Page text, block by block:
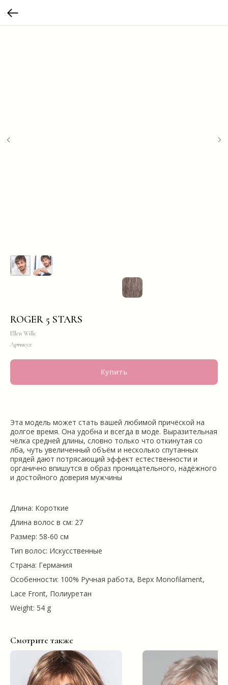
ROGER 5 STARS
Ellen Wille
Артикул:
Купить
Эта модель может стать вашей любимой причёской на
долгое время. Она удобна и всегда в моде. Выразительная
чёлка средней длины, словно только что откинутая со
лба, чуть увеличенный объём и несколько спутанных
прядей дают потрясающий эффект естественности и
органично впишутся в образ проницательного, надёжного
и достойного доверия мужчины
Длина: Короткие
Длина волос в см: 27
Размер: 58-60 см
Тип волос: Искусственные
Страна: Германия
Особенности: 100% Ручная работа, Верх Monofilament,
Lace Front, Полиуретан
Weight: 54 g
Смотрите также